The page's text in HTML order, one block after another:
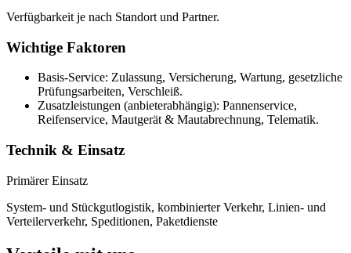
Verfügbarkeit je nach Standort und Partner.
Wichtige Faktoren
Basis-Service: Zulassung, Versicherung, Wartung, gesetzliche
Prüfungsarbeiten, Verschleiß.
Zusatzleistungen (anbieterabhängig): Pannenservice,
Reifenservice, Mautgerät & Mautabrechnung, Telematik.
Technik & Einsatz
Primärer Einsatz
System- und Stückgutlogistik, kombinierter Verkehr, Linien- und
Verteilerverkehr, Speditionen, Paketdienste